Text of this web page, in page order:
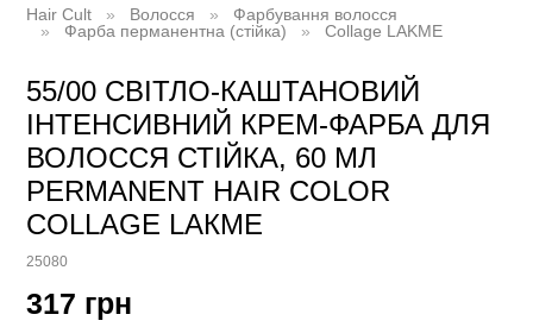
Hair Cult Волосся
Фарбування волосся
Фарба перманентна (стійка)
Collage LAKME
55/00 СВІТЛО-КАШТАНОВИЙ
ІНТЕНСИВНИЙ КРЕМ-ФАРБА ДЛЯ
ВОЛОССЯ СТІЙКА, 60 МЛ
PERMANENT HAIR COLOR
COLLAGE LAКME
25080
317 грн